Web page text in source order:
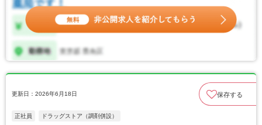
更新日：2026年6月18日 保存する
正社員 ドラッグストア（調剤併設）